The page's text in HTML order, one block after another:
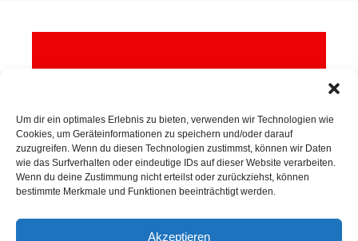
Um dir ein optimales Erlebnis zu bieten, verwenden wir Technologien wie
Cookies, um Geräteinformationen zu speichern und/oder darauf
zuzugreifen. Wenn du diesen Technologien zustimmst, können wir Daten
wie das Surfverhalten oder eindeutige IDs auf dieser Website verarbeiten.
Wenn du deine Zustimmung nicht erteilst oder zurückziehst, können
bestimmte Merkmale und Funktionen beeinträchtigt werden.
Akzeptieren